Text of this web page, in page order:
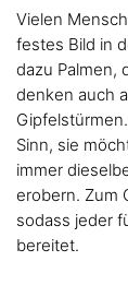
Vielen
festes Bild in
dazu Palmen,
denken auch
Sinn, sie
immer
erobern. Zum
sodass jeder
bereitet.